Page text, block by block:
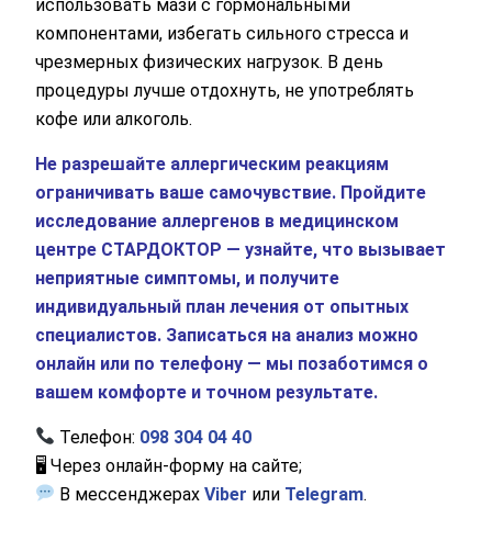
использовать мази с гормональными
компонентами, избегать сильного стресса и
чрезмерных физических нагрузок. В день
процедуры лучше отдохнуть, не употреблять
кофе или алкоголь.
Не разрешайте аллергическим реакциям
ограничивать ваше самочувствие. Пройдите
исследование аллергенов в медицинском
центре СТАРДОКТОР — узнайте, что вызывает
неприятные симптомы, и получите
индивидуальный план лечения от опытных
специалистов. Записаться на анализ можно
онлайн или по телефону — мы позаботимся о
вашем комфорте и точном результате.
Телефон: 098 304 04 40
🖥 Через онлайн-форму на сайте;
В мессенджерахViber или Telegram.
персональных данных.
Оператор позвонит Вам в ближайшее
время.